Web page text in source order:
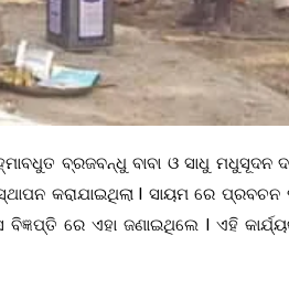
ବ୍ରଜବନ୍ଧୁ ବାବା ଓ ସାଧୁ ମଧୁସୂଦନ
କରାଯାଇଥିଲା l ସାୟମ ରେ
ରେ ଏହା ଜଣାଇଥିଲେ l ଏହି